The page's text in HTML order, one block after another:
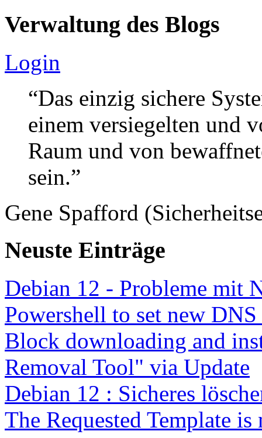
Verwaltung des Blogs
Login
“Das einzig sichere
einem versiegelten und
Raum und von
sein.”
Gene Spafford
Neuste Einträge
Debian 12 - Probleme mit
Powershell to set new
Block downloading and
Removal Tool" via Update
Debian 12 : Sicheres
The Requested Template